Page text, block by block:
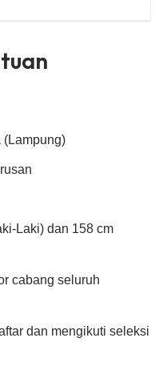
(Lampung)
Laki) dan 158 cm
cabang seluruh
dan mengikuti seleksi